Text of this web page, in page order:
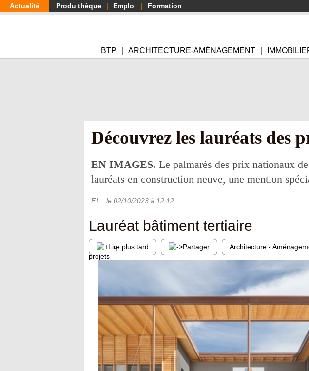
Aller
au
Actualité Produithèque Emploi Formation
BTP ARCHITECTURE-AMÉNAGEMENT
Découvrez les lauréats des
EN IMAGES. Le palmarès des prix nationaux
lauréats en construction neuve, une mention
F.L. , le 02/10/2023 à 12:12
Lauréat bâtiment tertiaire
Lire plus tard Partager Architecture -
projets